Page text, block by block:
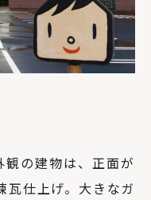
の建物は、正面が
瓦仕上げ。大きなガ